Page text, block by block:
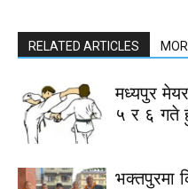
RELATED ARTICLES
मध्यपुर
५ र ६ गते
भक्तपुरमा